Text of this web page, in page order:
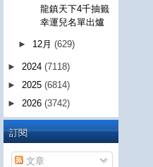
龍鎮天下4千抽籤
幸運兒名單出爐
► 12月(629)
► 2024 (7118)
► 2025 (6814)
► 2026 (3742)
訂閱
文章